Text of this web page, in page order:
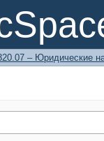
– Юридические